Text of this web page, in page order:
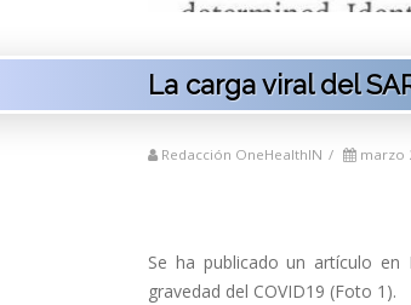
La carga viral del
Redacción OneHealthIN / marzo
Se ha publicado un artículo en
gravedad del COVID19 (Foto 1).